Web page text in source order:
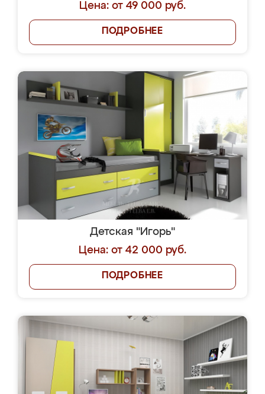
Цена: от 49 000 руб.
ПОДРОБНЕЕ
Детская "Игорь"
Цена: от 42 000 руб.
ПОДРОБНЕЕ